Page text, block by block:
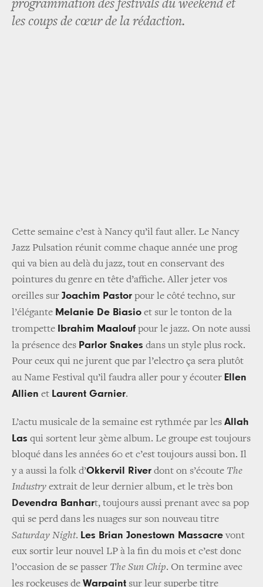
programmation des festivals du weekend et
les coups de cœur de la rédaction.
Cette semaine c’est à Nancy qu’il faut aller. Le Nancy
Jazz Pulsation réunit comme chaque année une prog
qui va bien au delà du jazz, tout en conservant des
pointures du genre en tête d’affiche. Aller jeter vos
oreilles sur Joachim Pastor pour le côté techno, sur
l’élégante Melanie De Biasio et sur le tonton de la
trompette
Ibrahim Maalouf pour le jazz. On note aussi
la présence des Parlor Snakes dans un style plus rock.
Pour ceux qui ne jurent que par l’electro ça sera plutôt
au Name Festival qu’il faudra aller pour y écouter Ellen
Allien et Laurent Garnier.
L’actu musicale de la semaine est rythmée par les Allah
Las qui sortent leur 3ème album. Le groupe est toujours
bloqué dans les années 60 et c’est toujours aussi bon. Il
y a aussi la folk d’Okkervil River dont on s’écoute The
Industry extrait de leur dernier album, et le très bon
Devendra Banhart, toujours aussi prenant avec sa pop
qui se perd dans les nuages sur son nouveau titre
Saturday Night. Les Brian Jonestown Massacrevont
eux sortir leur nouvel LP à la fin du mois et c’est donc
l’occasion de se passer The Sun Chip. On termine avec
les rockeuses de Warpaint sur leur superbe titre